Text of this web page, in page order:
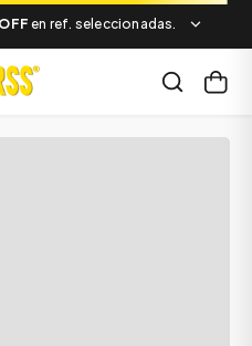
en ref. seleccionadas.